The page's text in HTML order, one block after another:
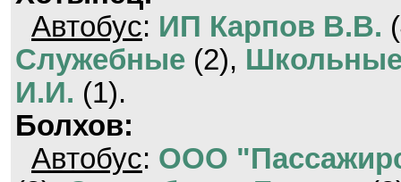
Автобус: ИП Карпов В.В.
Служебные (2),
И.И. (1).
Болхов:
Автобус: ООО